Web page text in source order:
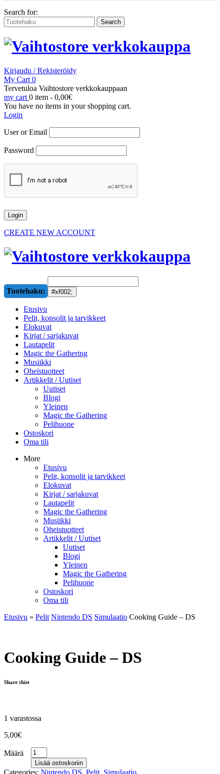
Search for:
Kirjaudu / Rekisteröidy
My Cart 0
Tervetuloa Vaihtostore verkkokauppaan
my cart 0 item - 0,00€
You have no items in your shopping cart.
Login
User or Email
Password
CREATE NEW ACCOUNT
Tuotehaku:
Etusivu
Pelit, konsolit ja tarvikkeet
Elokuvat
Kirjat / sarjakuvat
Lautapelit
Magic the Gathering
Musiikki
Oheistuotteet
Artikkelit / Uutiset
Uutiset
Blogi
Yleinen
Magic the Gathering
Pelihuone
Ostoskori
Oma tili
More
Etusivu
Pelit, konsolit ja tarvikkeet
Elokuvat
Kirjat / sarjakuvat
Lautapelit
Magic the Gathering
Musiikki
Oheistuotteet
Artikkelit / Uutiset
Uutiset
Blogi
Yleinen
Magic the Gathering
Pelihuone
Ostoskori
Oma tili
Etusivu » Pelit Nintendo DS Simulaatio Cooking Guide – DS
Cooking Guide – DS
Share thist
1 varastossa
5,00€
Määrä
Lisää ostoskoriin